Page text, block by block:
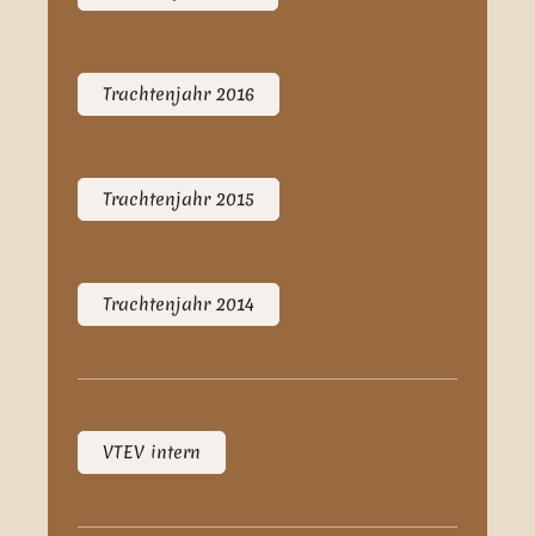
Trachtenjahr 2016
Trachtenjahr 2015
Trachtenjahr 2014
VTEV intern